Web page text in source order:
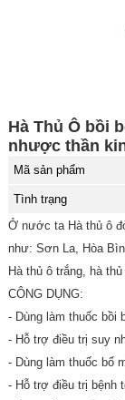
Hà Thủ Ô bồi
nhược thần
Mã sản phẩm
Tình trạng
Ở nước ta Hà thủ ô
như: Sơn La, Hòa
Hà thủ ô trắng, hà
CÔNG DỤNG:
- Dùng làm thuốc bồi
- Hỗ trợ điều trị suy
- Dùng làm thuốc bổ
- Hỗ trợ điều trị bệnh